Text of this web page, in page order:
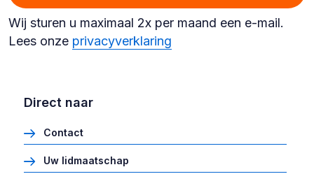
Wij sturen u maximaal 2x per maand een e-mail.
Lees onze privacyverklaring
Direct naar
Contact
Uw lidmaatschap